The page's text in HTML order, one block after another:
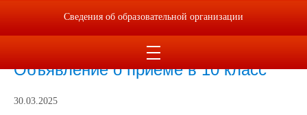
Правила приема обучающихся в школу 2025-2026.pdf
Объявление о приеме в 10 класс
30.03.2025
Сведения об образовательной организации